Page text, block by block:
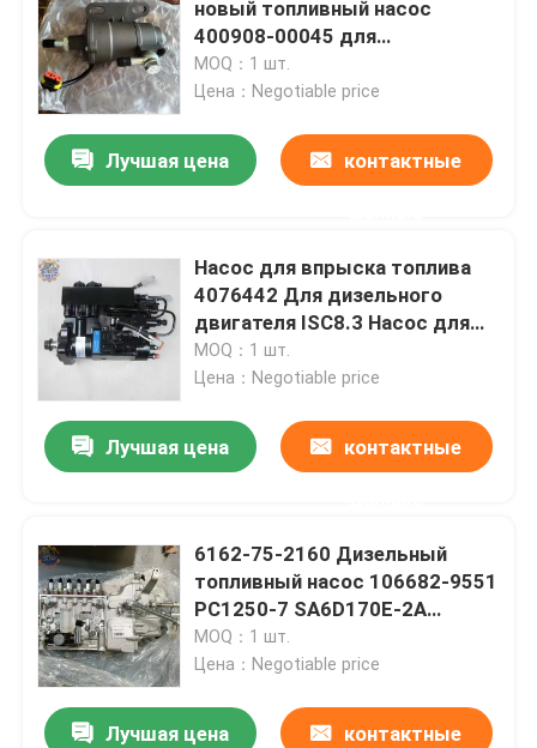
новый топливный насос
400908-00045 для
экскаватора
MOQ：1 шт.
Цена：Negotiable price
Лучшая цена контактные
Насос для впрыска топлива
4076442 Для дизельного
двигателя ISC8.3 Насос для
топлива 4076443 4010173
MOQ：1 шт.
Цена：Negotiable price
Лучшая цена контактные
6162-75-2160 Дизельный
топливный насос 106682-9551
PC1250-7 SA6D170E-2A
топливный насос
MOQ：1 шт.
Цена：Negotiable price
Лучшая цена контактные